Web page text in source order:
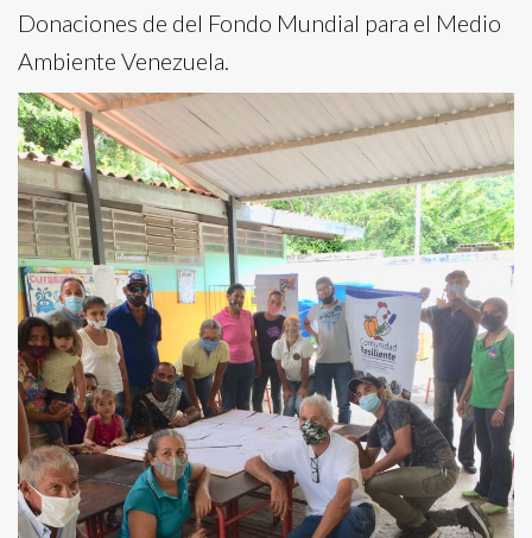
Donaciones de del Fondo Mundial para el Medio
Ambiente Venezuela.